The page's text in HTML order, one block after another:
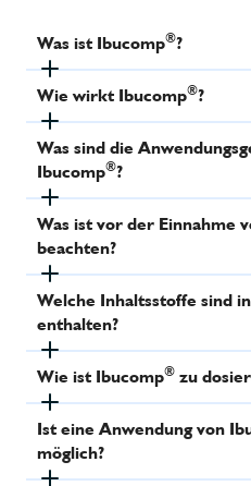
Was ist Ibucomp®?
Wie wirkt Ibucomp®?
Was sind die
Ibucomp®?
Was ist vor der Einnahme
beachten?
Welche Inhaltsstoffe sind
enthalten?
Wie ist Ibucomp® zu
Ist eine Anwendung von
möglich?